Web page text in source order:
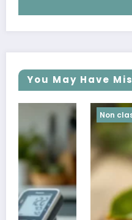
You May Have
Non classé